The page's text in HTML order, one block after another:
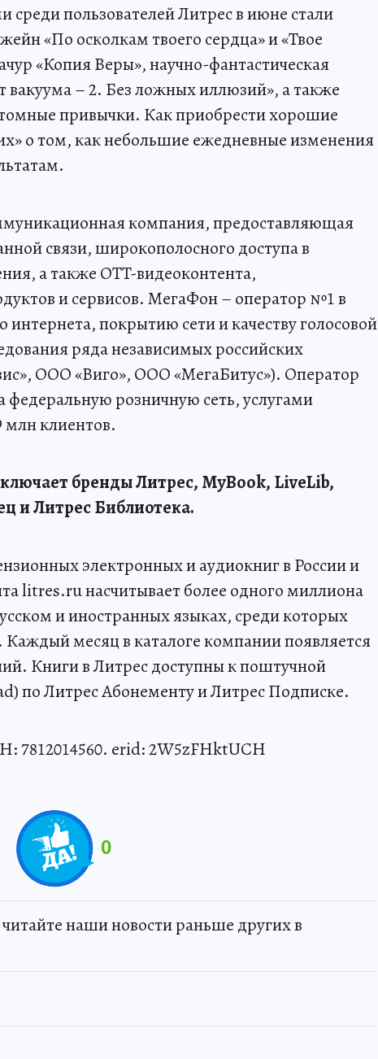
пользователей Литрес в июне стали
«По осколкам твоего сердца» и «Твое
«Копия Веры», научно-фантастическая
вакуума – 2. Без ложных иллюзий», а также
привычки. Как приобрести хорошие
о том, как небольшие ежедневные изменения
компания, предоставляющая
связи, широкополосного доступа в
а также OTT-видеоконтента,
и сервисов. МегаФон – оператор №1 в
интернета, покрытию сети и качеству голосовой
ряда независимых российских
ООО «Виго», ООО «МегаБитус»). Оператор
федеральную розничную сеть, услугами
млн клиентов.
бренды Литрес, MyBook, LiveLib,
и Литрес Библиотека.
электронных и аудиокниг в России и
litres.ru насчитывает более одного миллиона
и иностранных языках, среди которых
Каждый месяц в каталоге компании появляется
Книги в Литрес доступны к поштучной
по Литрес Абонементу и Литрес Подписке.
erid: 2W5zFHktUCH
0
наши новости раньше других в